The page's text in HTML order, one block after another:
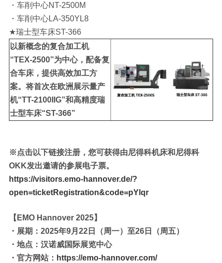
・车削中心NT-2500M
・车削中心LA-350YL8
★瑞士型车床ST-366
以新概念的复合加工机
“TEX-2500”为中心，配备复
合车床，提供高效加工方
案。将首次在欧洲展示量产
机“TT-2100IIG”和高精度瑞
士型车床“ST-366”
※点击以下链接注册，您可获得由尼得科机床和尼得科
OKK发出邀请的参展电子票。
https://visitors.emo-hannover.de/?
open=ticketRegistration&code=pYlqr
【EMO Hannover 2025】
・展期：2025年9月22日（周一）至26日（周五）
・地点：汉诺威国际展览中心
・官方网站： https://emo-hannover.com/